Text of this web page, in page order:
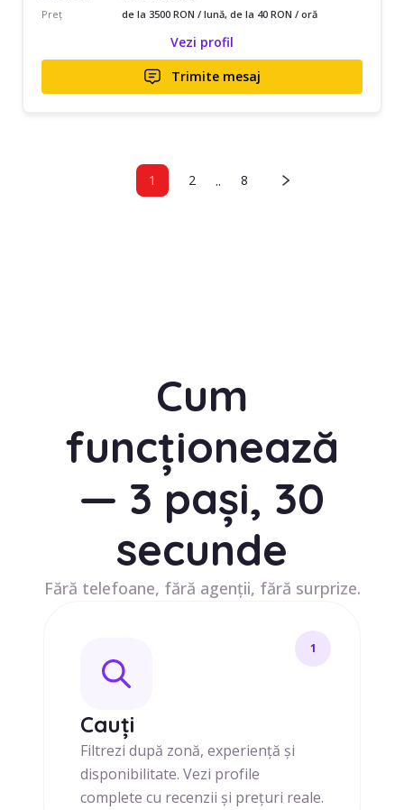
Preț
de la 3500 RON / lună, de la 40 RON / oră
Vezi profil
Trimite mesaj
1 2 .. 8
Cum
funcționează
— 3 pași, 30
secunde
Fără telefoane, fără agenții, fără surprize.
1
Cauți
Filtrezi după zonă, experiență și
disponibilitate. Vezi profile
complete cu recenzii și prețuri reale.